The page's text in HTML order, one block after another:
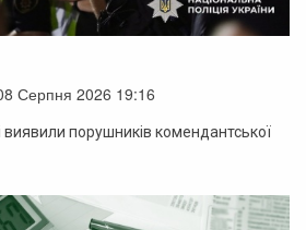
Серпня 2026 19:16
виявили порушників комендантської